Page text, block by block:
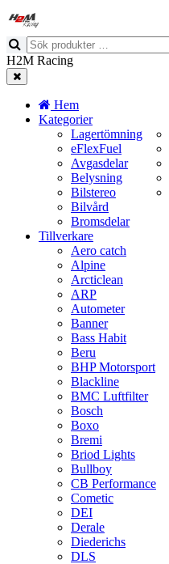
H2M Racing
Hem
Kategorier
Lagertömning
eFlexFuel
Avgasdelar
Belysning
Bilstereo
Bilvård
Bromsdelar
Tillverkare
Aero catch
Alpine
Arcticlean
ARP
Autometer
Banner
Bass Habit
Beru
BHP Motorsport
Blackline
BMC Luftfilter
Bosch
Boxo
Bremi
Briod Lights
Bullboy
CB Performance
Cometic
DEI
Derale
Diederichs
DLS